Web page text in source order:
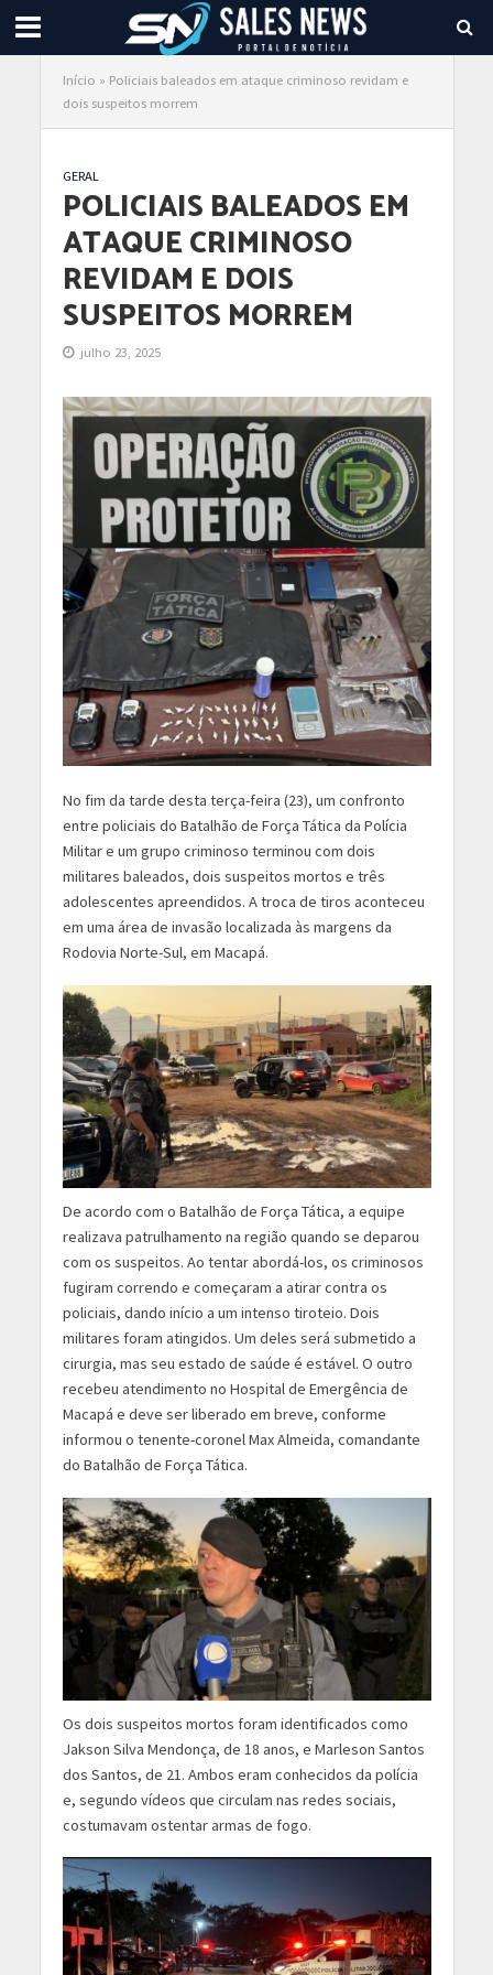
Início » Policiais baleados em ataque criminoso revidam e
dois suspeitos morrem
GERAL
POLICIAIS BALEADOS EM
ATAQUE CRIMINOSO
REVIDAM E DOIS
SUSPEITOS MORREM
julho 23, 2025
No fim da tarde desta terça-feira (23), um confronto
entre policiais do Batalhão de Força Tática da Polícia
Militar e um grupo criminoso terminou com dois
militares baleados, dois suspeitos mortos e três
adolescentes apreendidos. A troca de tiros aconteceu
em uma área de invasão localizada às margens da
Rodovia Norte-Sul, em Macapá.
De acordo com o Batalhão de Força Tática, a equipe
realizava patrulhamento na região quando se deparou
com os suspeitos. Ao tentar abordá-los, os criminosos
fugiram correndo e começaram a atirar contra os
policiais, dando início a um intenso tiroteio. Dois
militares foram atingidos. Um deles será submetido a
cirurgia, mas seu estado de saúde é estável. O outro
recebeu atendimento no Hospital de Emergência de
Macapá e deve ser liberado em breve, conforme
informou o tenente-coronel Max Almeida, comandante
do Batalhão de Força Tática.
Os dois suspeitos mortos foram identificados como
Jakson Silva Mendonça, de 18 anos, e Marleson Santos
dos Santos, de 21. Ambos eram conhecidos da polícia
e, segundo vídeos que circulam nas redes sociais,
costumavam ostentar armas de fogo.